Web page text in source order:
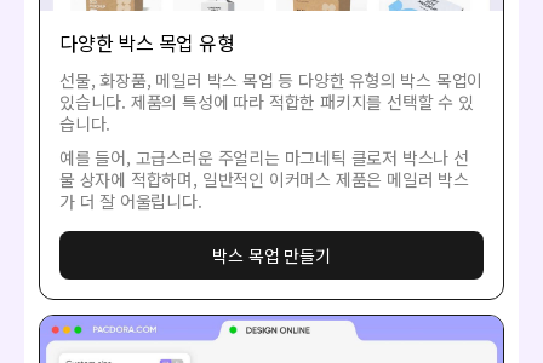
다양한 박스 목업 유형
선물, 화장품, 메일러 박스 목업 등 다양한 유형의 박스 목업이
있습니다. 제품의 특성에 따라 적합한 패키지를 선택할 수 있
습니다.
예를 들어, 고급스러운 주얼리는 마그네틱 클로저 박스나 선
물 상자에 적합하며, 일반적인 이커머스 제품은 메일러 박스
가 더 잘 어울립니다.
박스 목업 만들기